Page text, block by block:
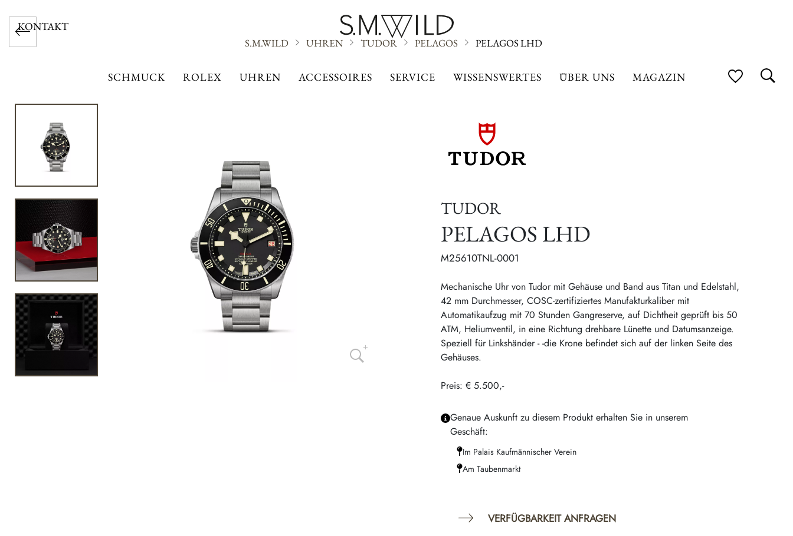
KONTAKT
SCHMUCK ROLEX UHREN ACCESSOIRES SERVICE WISSENSWERTES ÜBER UNS MAGAZIN
S.M.WILD UHREN TUDOR PELAGOS PELAGOS LHD
TUDOR
PELAGOS LHD
M25610TNL-0001
Mechanische Uhr von Tudor mit Gehäuse und Band aus Titan und Edelstahl,
42 mm Durchmesser, COSC-zertifiziertes Manufakturkaliber mit
Automatikaufzug mit 70 Stunden Gangreserve, auf Dichtheit geprüft bis 50
ATM, Heliumventil, in eine Richtung drehbare Lünette und Datumsanzeige.
Speziell für Linkshänder - -die Krone befindet sich auf der linken Seite des
Gehäuses.
Preis: € 5.500,-
Genaue Auskunft zu diesem Produkt erhalten Sie in unserem
Geschäft:
Im Palais Kaufmännischer Verein
Am Taubenmarkt
VERFÜGBARKEIT ANFRAGEN